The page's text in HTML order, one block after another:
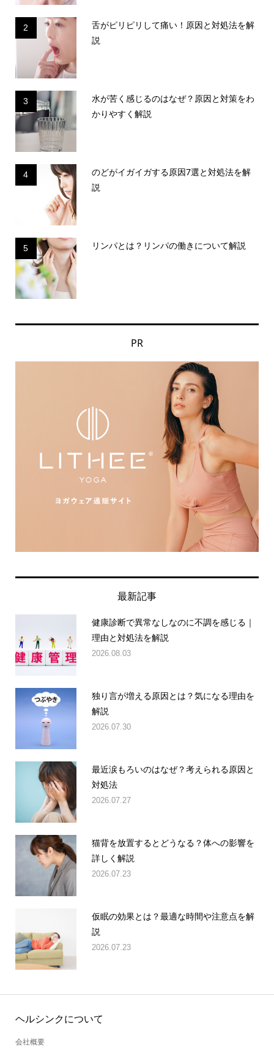
2
舌がピリピリして痛い！原因と対処法を解
説
3
水が苦く感じるのはなぜ？原因と対策をわ
かりやすく解説
4
のどがイガイガする原因7選と対処法を解
説
5 リンパとは？リンパの働きについて解説
PR
最新記事
健康診断で異常なしなのに不調を感じる｜
理由と対処法を解説
2026.08.03
独り言が増える原因とは？気になる理由を
解説
2026.07.30
最近涙もろいのはなぜ？考えられる原因と
対処法
2026.07.27
猫背を放置するとどうなる？体への影響を
詳しく解説
2026.07.23
仮眠の効果とは？最適な時間や注意点を解
説
2026.07.23
ヘルシンクについて
会社概要